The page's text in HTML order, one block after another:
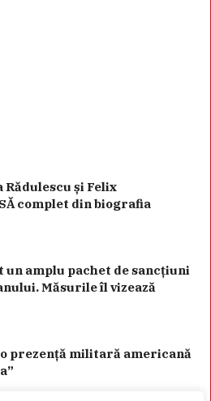
și Felix
complet din biografia
un amplu pachet de sancțiuni
Măsurile îl vizează
prezență militară americană